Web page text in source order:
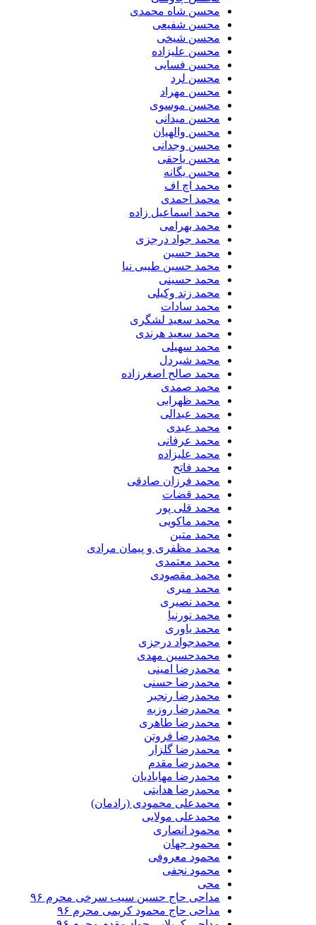
محسن شاه محمدی
محسن شفیعی
محسن شیخی
محسن علیزاده
محسن فسایی
محسن لرد
محسن مهراد
محسن موسوی
محسن میدانی
محسن والهیان
محسن وجدانی
محسن یاحقی
محسن یگانه
محمد اچ اف
محمد احمدی
محمد اسماعیل زاده
محمد بهرامی
محمد جواد درجزی
محمد حسین
محمد حسین طیبی نیا
محمد حسینی
محمد زند وکیلی
محمد سادات
محمد سعید لشگری
محمد سعید هرندی
محمد سهیلی
​محمد شیردل
محمد صالح اصغرزاده
محمد صمدی
محمد ظهرابی
محمد عبدالی
محمد عبدی
محمد عرفانی
محمد علیزاده
محمد فاتح
محمد فرزان صادقی
محمد قضات
محمد قلی پور
محمد ماکویی
محمد متین
محمد مظفری و پیمان مرادی
محمد معتمدی
محمد مقصودی
محمد میری
محمد نصیری
محمد نورنیا
محمد یاوری
محمدجواد درجزی
محمدحسین مهدی
محمدرضا امینی
محمدرضا حسنی
محمدرضا رنجبر
محمدرضا روزبه
محمدرضا طاهری
محمدرضا فروتن
محمدرضا گلزار
محمدرضا مقدم
محمدرضا مهابادیان
محمدرضا هدایتی
محمدعلی محمودی (رادمان)
محمدعلی مولایی
محمود انصاری
محمود جهان
محمود معروفی
محمود نجفی
محی
مداحی حاج حسین سیب سرخی محرم ۹۶
مداحی حاج محمود کریمی محرم ۹۶